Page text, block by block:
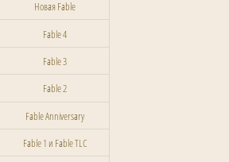
Новая Fable
Fable 4
Fable 3
Fable 2
Fable Anniversary
Fable 1 и Fable TLC